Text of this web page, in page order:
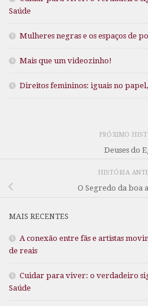
Saúde
Mulheres negras e os espaços de
Mais que um videozinho!
Direitos femininos: iguais no
PRÓXIMO
Deuses do
HISTÓRIA
O Segredo da boa
MAIS RECENTES
A conexão entre fãs e artistas
de reais
Cuidar para viver: o verdadeiro
Saúde